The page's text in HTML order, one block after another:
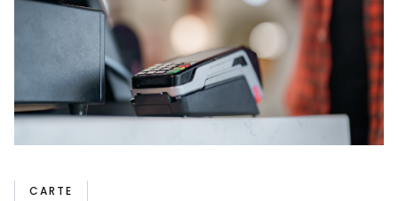
CARTE